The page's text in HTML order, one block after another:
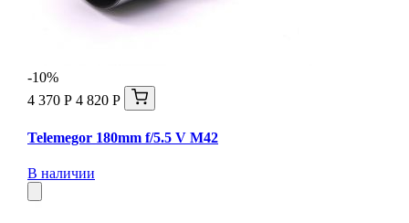
-10%
4 370 Р 4 820 Р
Telemegor 180mm f/5.5 V M42
В наличии